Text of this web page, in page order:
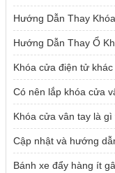
Hướng Dẫn Thay
Hướng Dẫn Thay Ổ
Khóa cửa điện tử
Có nên lắp khóa cửa
Khóa cửa vân tay là
Cập nhật và hướng
Bánh xe đẩy hàng ít